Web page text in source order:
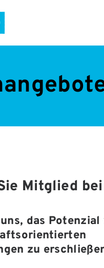
Mitglied bei
das Potenzial
zu